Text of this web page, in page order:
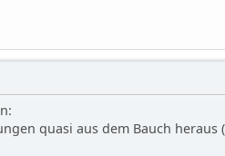
quasi aus dem Bauch